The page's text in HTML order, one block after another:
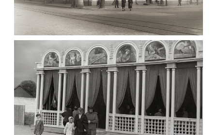
МАРІЇНСЬКА ЖІНОЧА ГІМНАЗІЯ ЖИТОМИР
1903
Фото Житомира період
до 1917 року
Leave a comment